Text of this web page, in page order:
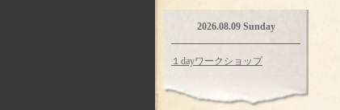
2026.08.09 Sunday
１dayワークショップ